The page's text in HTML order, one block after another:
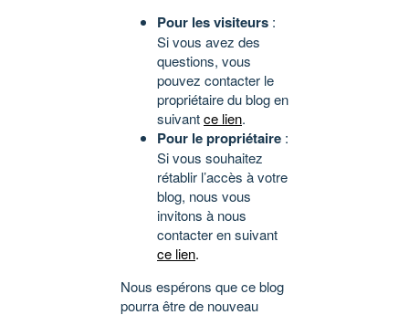
Pour les visiteurs :
Si vous avez des
questions, vous
pouvez contacter le
propriétaire du blog en
suivantce lien.
Pour le propriétaire :
Si vous souhaitez
rétablir l’accès à votre
blog, nous vous
invitons à nous
contacter en suivant
ce lien.
Nous espérons que ce blog
pourra être de nouveau